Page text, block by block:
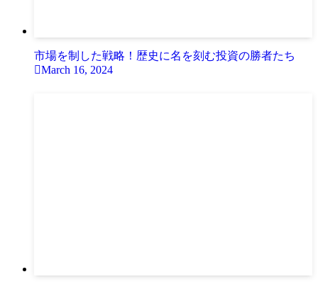
市場を制した戦略！歴史に名を刻む投資の勝者たち
March 16, 2024